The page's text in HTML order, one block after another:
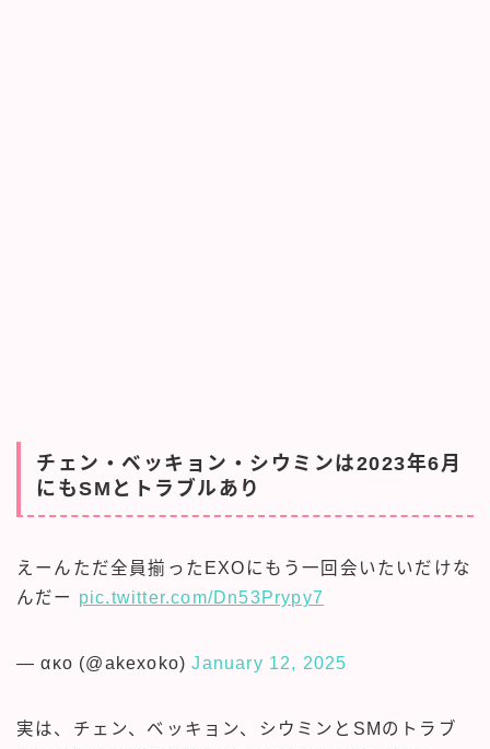
チェン・ベッキョン・シウミンは2023年6月
にもSMとトラブルあり
えーんただ全員揃ったEXOにもう一回会いたいだけな
んだー pic.twitter.com/Dn53Prypy7
— ακο (@akexoko)January 12, 2025
実は、チェン、ベッキョン、シウミンとSMのトラブ